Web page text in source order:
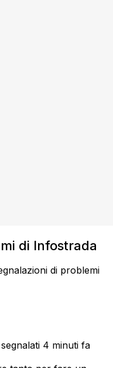
di Infostrada
di problemi
4 minuti fa